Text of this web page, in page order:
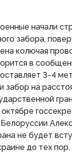
начали
забора,
колючая
в
3−4
забор на
не будет
до тех